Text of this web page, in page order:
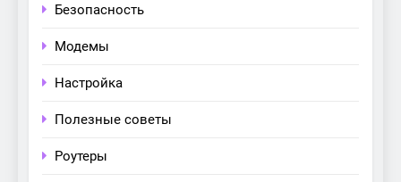
Безопасность
Модемы
Настройка
Полезные советы
Роутеры